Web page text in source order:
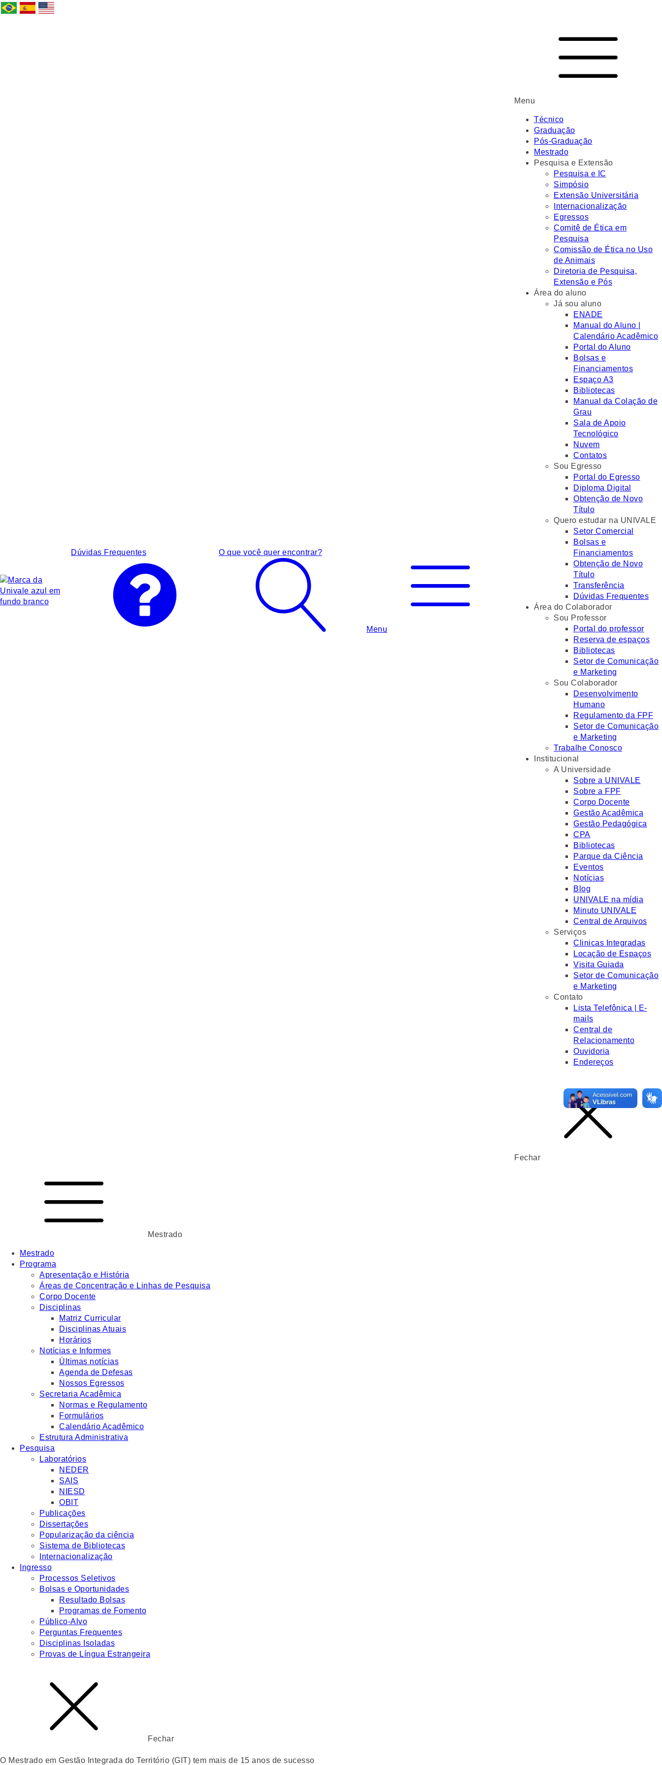
Dúvidas Frequentes O que você quer encontrar?
Menu
Menu
Técnico
Graduação
Pós-Graduação
Mestrado
Pesquisa e Extensão
Pesquisa e IC
Simpósio
Extensão Universitária
Internacionalização
Egressos
Comitê de Ética em
Pesquisa
Comissão de Ética no Uso
de Animais
Diretoria de Pesquisa,
Extensão e Pós
Área do aluno
Já sou aluno
ENADE
Manual do Aluno |
Calendário Acadêmico
Portal do Aluno
Bolsas e
Financiamentos
Espaço A3
Bibliotecas
Manual da Colação de
Grau
Sala de Apoio
Tecnológico
Nuvem
Contatos
Sou Egresso
Portal do Egresso
Diploma Digital
Obtenção de Novo
Título
Quero estudar na UNIVALE
Setor Comercial
Bolsas e
Financiamentos
Obtenção de Novo
Título
Transferência
Dúvidas Frequentes
Área do Colaborador
Sou Professor
Portal do professor
Reserva de espaços
Bibliotecas
Setor de Comunicação
e Marketing
Sou Colaborador
Desenvolvimento
Humano
Regulamento da FPF
Setor de Comunicação
e Marketing
Trabalhe Conosco
Institucional
A Universidade
Sobre a UNIVALE
Sobre a FPF
Corpo Docente
Gestão Acadêmica
Gestão Pedagógica
CPA
Bibliotecas
Parque da Ciência
Eventos
Notícias
Blog
UNIVALE na mídia
Minuto UNIVALE
Central de Arquivos
Serviços
Clinicas Integradas
Locação de Espaços
Visita Guiada
Setor de Comunicação
e Marketing
Contato
Lista Telefônica | E-
mails
Central de
Relacionamento
Ouvidoria
Endereços
Fechar
Mestrado
Mestrado
Programa
Apresentação e História
Áreas de Concentração e Linhas de Pesquisa
Corpo Docente
Disciplinas
Matriz Curricular
Disciplinas Atuais
Horários
Notícias e Informes
Últimas notícias
Agenda de Defesas
Nossos Egressos
Secretaria Acadêmica
Normas e Regulamento
Formulários
Calendário Acadêmico
Estrutura Administrativa
Pesquisa
Laboratórios
NEDER
SAIS
NIESD
OBIT
Publicações
Dissertações
Popularização da ciência
Sistema de Bibliotecas
Internacionalização
Ingresso
Processos Seletivos
Bolsas e Oportunidades
Resultado Bolsas
Programas de Fomento
Público-Alvo
Perguntas Frequentes
Disciplinas Isoladas
Provas de Língua Estrangeira
Fechar
O Mestrado em Gestão Integrada do Território (GIT) tem mais de 15 anos de sucesso